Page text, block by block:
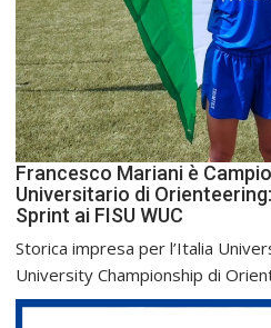
Francesco Mariani è
Universitario di
Sprint ai FISU WUC
Storica impresa per l’Italia
University Championship di